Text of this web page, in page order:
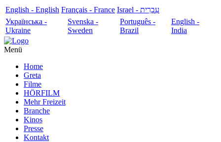
English - English Français - France
עִבְרִית - Israel
Українська -
Ukraine
Svenska -
Sweden
Português -
Brazil
English -
India
Menü
Home
Greta
Filme
HÖRFILM
Mehr Freizeit
Branche
Kinos
Presse
Kontakt